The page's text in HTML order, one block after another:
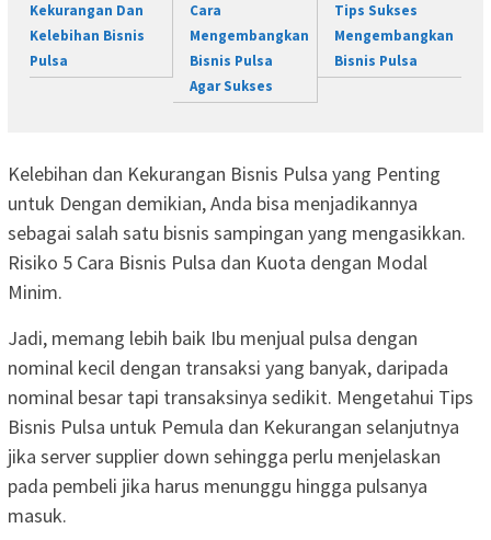
Kekurangan Dan
Kelebihan Bisnis
Pulsa
Cara
Mengembangkan
Bisnis Pulsa
Agar Sukses
Tips Sukses
Mengembangkan
Bisnis Pulsa
Kelebihan dan Kekurangan Bisnis Pulsa yang Penting
untuk Dengan demikian, Anda bisa menjadikannya
sebagai salah satu bisnis sampingan yang mengasikkan.
Risiko 5 Cara Bisnis Pulsa dan Kuota dengan Modal
Minim.
Jadi, memang lebih baik Ibu menjual pulsa dengan
nominal kecil dengan transaksi yang banyak, daripada
nominal besar tapi transaksinya sedikit. Mengetahui Tips
Bisnis Pulsa untuk Pemula dan Kekurangan selanjutnya
jika server supplier down sehingga perlu menjelaskan
pada pembeli jika harus menunggu hingga pulsanya
masuk.